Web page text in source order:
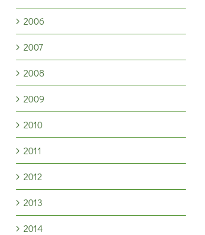
Ganadería 2026: la
como motor para cerrar la
2006
2007
2008
2009
2010
2011
2012
2013
2014